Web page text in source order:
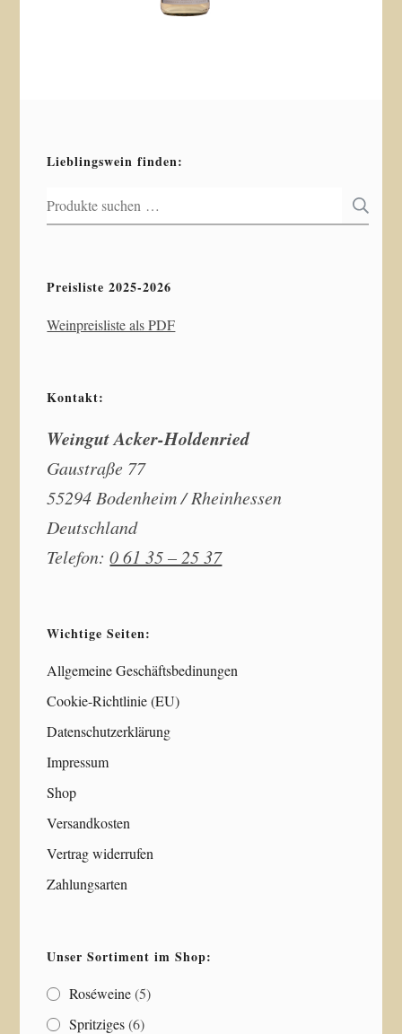
Lieblingswein finden:
Suchen
nach:
Preisliste 2025-2026
Weinpreisliste als PDF
Kontakt:
Weingut Acker-Holdenried
Gaustraße 77
55294 Bodenheim / Rheinhessen
Deutschland
Telefon:0 61 35 – 25 37
Wichtige Seiten:
Allgemeine Geschäftsbedinungen
Cookie-Richtlinie (EU)
Datenschutzerklärung
Impressum
Shop
Versandkosten
Vertrag widerrufen
Zahlungsarten
Unser Sortiment im Shop:
Roséweine (5)
Spritziges (6)